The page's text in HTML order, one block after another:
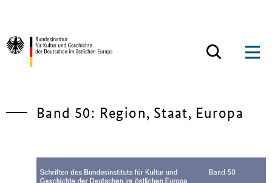
Band 50: Region, Staat, Europa